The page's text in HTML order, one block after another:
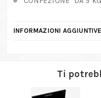
INFORMAZIONI AGGIUNTIVE
Ti